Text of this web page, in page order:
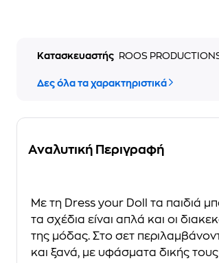
Κατασκευαστής ROOS
Δες όλα τα χαρακτηριστικά
Αναλυτική Περιγραφή
Mε τη Dress your Doll τα παιδιά
τα σχέδια είναι απλά και οι
της μόδας. Στο σετ
και ξανά, με υφάσματα δικής